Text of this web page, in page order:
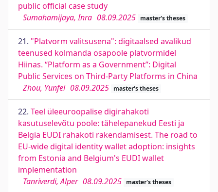
public official case study
Sumahamijaya, Inra 08.09.2025 master's theses
21. "Platvorm valitsusena": digitaalsed avalikud
teenused kolmanda osapoole platvormidel
Hiinas. “Platform as a Government”: Digital
Public Services on Third-Party Platforms in China
Zhou, Yunfei 08.09.2025 master's theses
22. Teel üleeuroopalise digirahakoti
kasutuselevõtu poole: tähelepanekud Eesti ja
Belgia EUDI rahakoti rakendamisest. The road to
EU-wide digital identity wallet adoption: insights
from Estonia and Belgium's EUDI wallet
implementation
Tanriverdi, Alper 08.09.2025 master's theses